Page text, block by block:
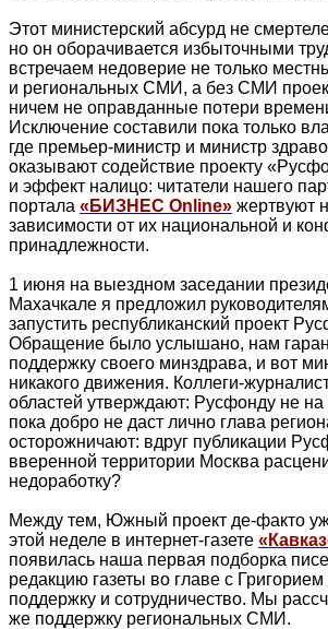
Этот министерский абсурд не
но он оборачивается избыточными
встречаем недоверие не только
и региональных СМИ, а без СМИ
ничем не оправданные потери
Исключение составили пока только
где премьер-министр и министр
оказывают содействие проекту
и эффект налицо: читатели нашего
портала «БИЗНЕС Online» жертвуют
зависимости от их национальной и
принадлежности.
1 июня на выездном заседании
Махачкале я предложил
запустить республиканский проект
Обращение было услышано, нам
поддержку своего минздрава, и вот
никакого движения. Коллеги-
областей утверждают: Русфонду не на
пока добро не даст лично глава
осторожничают: вдруг публикации
вверенной территории Москва
недоработку?
Между тем, Южный проект де-факто
этой неделе в интернет-газете
появилась наша первая подборка
редакцию газеты во главе с
поддержку и сотрудничество. Мы
же поддержку региональных СМИ.